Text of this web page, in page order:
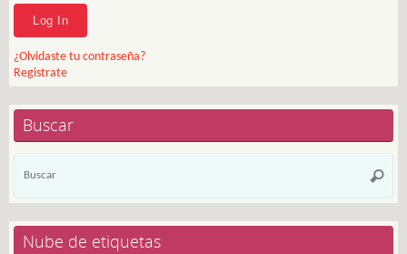
¿Olvidaste tu contraseña?
Registrate
Buscar
Nube de etiquetas